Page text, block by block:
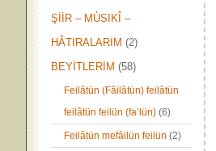
ŞİİR – MÙSIKÎ –
HÂTIRALARIM (2)
BEYİTLERİM (58)
Feilâtün (Fâilâtün) feilâtün
feilâtün feilün (fa’lün) (6)
Feilâtün mefâilün feilün (2)